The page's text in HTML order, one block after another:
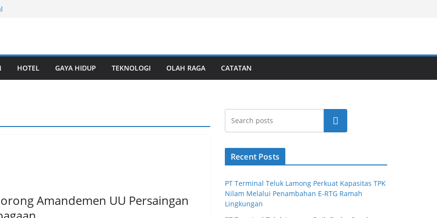
Perkuat
Awards
Logistik
Riset
HOTEL GAYA HIDUP TEKNOLOGI OLAH RAGA CATATAN
Amandemen UU Persaingan
Search
Recent Posts
PT Terminal Teluk Lamong Perkuat Kapasitas TPK
Nilam Melalui Penambahan E-RTG Ramah
Lingkungan